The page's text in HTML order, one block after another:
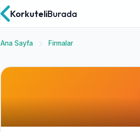
KorkuteliBurada
Ana Sayfa Firmalar